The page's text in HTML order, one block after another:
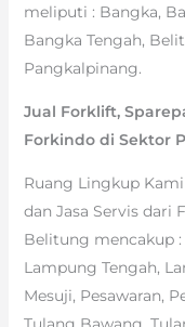
meliputi : Bangka,
Bangka Tengah,
Pangkalpinang.
Jual Forklift,
Forkindo di Sektor
Ruang Lingkup
dan Jasa Servis dari
Belitung mencakup
Lampung Tengah,
Mesuji, Pesawaran,